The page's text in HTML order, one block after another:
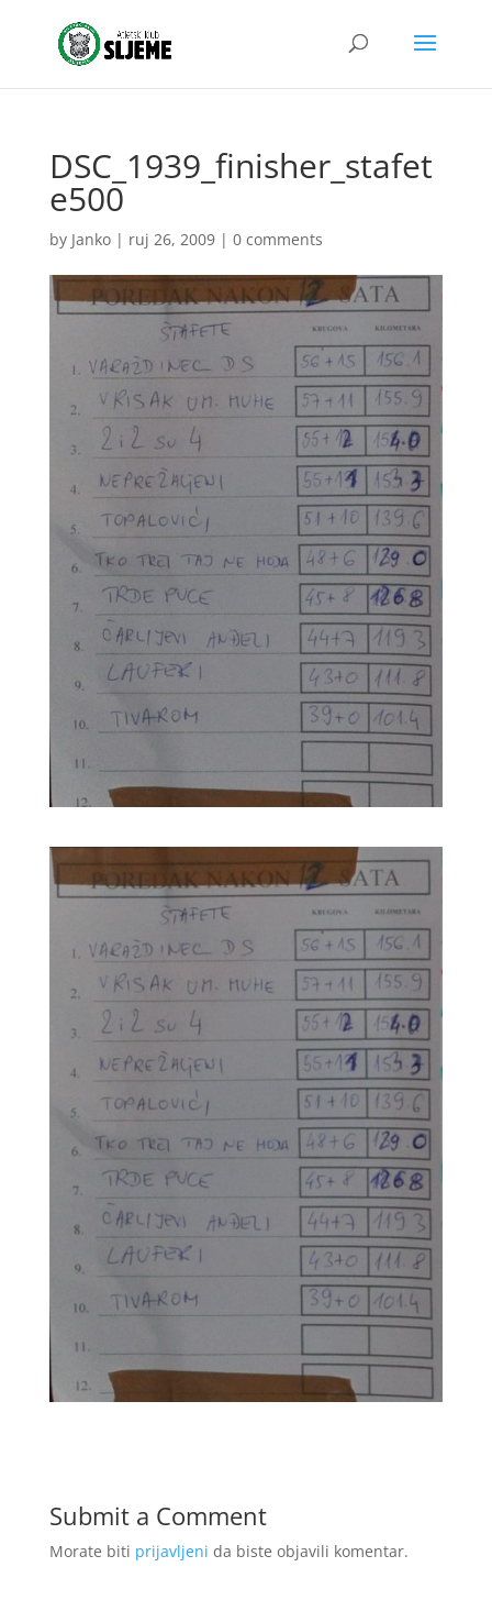
DSC_1939_finisher_stafet
e500
by Janko| ruj 26, 2009| 0 comments
Submit a Comment
Morate biti prijavljeni da biste objavili komentar.